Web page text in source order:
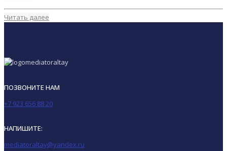
Читать далее
ПОЗВОНИТЕ НАМ
+7 923 656 88 20
НАПИШИТЕ:
mediatoraltay@yandex.ru